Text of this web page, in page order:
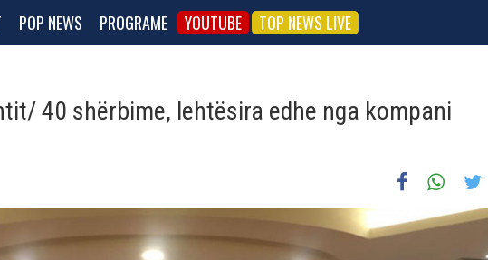
POP NEWS PROGRAME YOUTUBE TOP NEWS LIVE
40 shërbime, lehtësira edhe nga kompani